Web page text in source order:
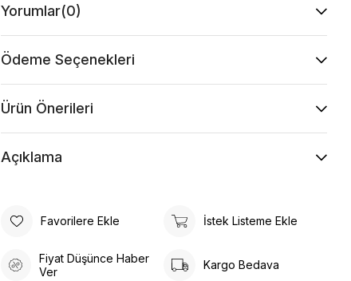
Yorumlar(0)
Ödeme Seçenekleri
Ürün Önerileri
Açıklama
Favorilere Ekle İstek Listeme Ekle
Fiyat Düşünce Haber
Ver
Kargo Bedava